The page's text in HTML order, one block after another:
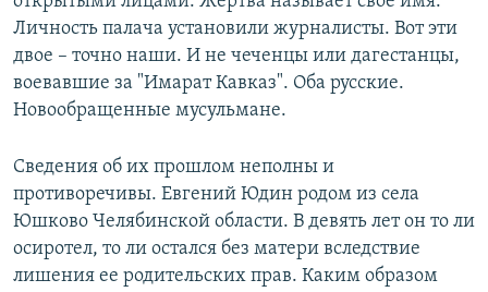
Личность палача установили журналисты. Вот эти
двое – точно наши. И не чеченцы или дагестанцы,
воевавшие за "Имарат Кавказ". Оба русские.
Новообращенные мусульмане.
Сведения об их прошлом неполны и
противоречивы. Евгений Юдин родом из села
Юшково Челябинской области. В девять лет он то ли
осиротел, то ли остался без матери вследствие
лишения ее родительских прав. Каким образом